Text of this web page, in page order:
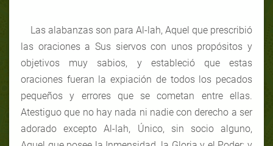
Las alabanzas son para Al-lah, Aquel que prescribió
las oraciones a Sus siervos con unos propósitos y
objetivos muy sabios, y estableció que estas
oraciones fueran la expiación de todos los pecados
pequeños y errores que se cometan entre ellas.
Atestiguo que no hay nada ni nadie con derecho a ser
adorado excepto Al-lah, Único, sin socio alguno,